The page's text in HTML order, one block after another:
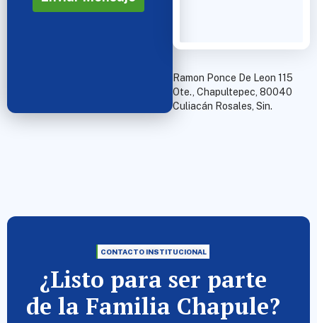
Ramon Ponce De Leon 115
Ote., Chapultepec, 80040
Culiacán Rosales, Sin.
CONTACTO INSTITUCIONAL
¿Listo para ser parte
de la Familia Chapule?